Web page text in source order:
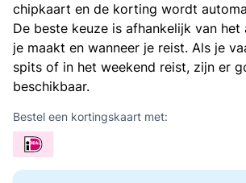
chipkaart en de korting wordt
De beste keuze is afhankelijk van het
je maakt en wanneer je reist. Als je
spits of in het weekend reist, zijn er
beschikbaar.
Bestel een kortingskaart met: